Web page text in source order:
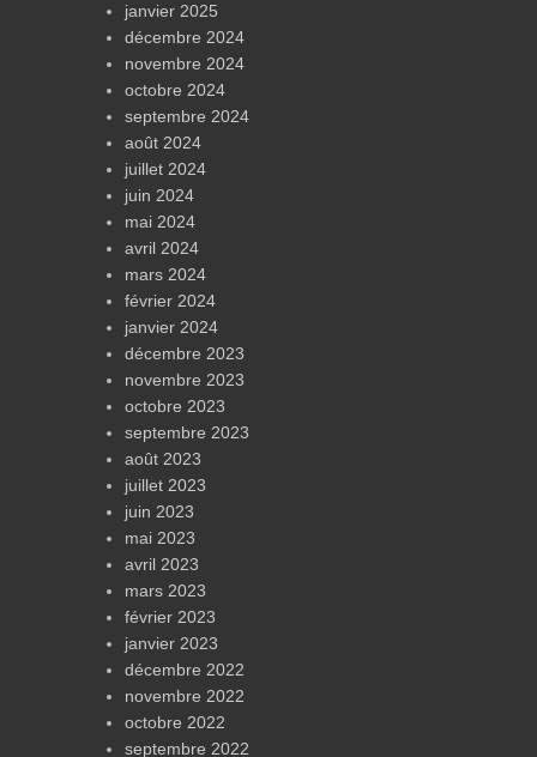
janvier 2025
décembre 2024
novembre 2024
octobre 2024
septembre 2024
août 2024
juillet 2024
juin 2024
mai 2024
avril 2024
mars 2024
février 2024
janvier 2024
décembre 2023
novembre 2023
octobre 2023
septembre 2023
août 2023
juillet 2023
juin 2023
mai 2023
avril 2023
mars 2023
février 2023
janvier 2023
décembre 2022
novembre 2022
octobre 2022
septembre 2022